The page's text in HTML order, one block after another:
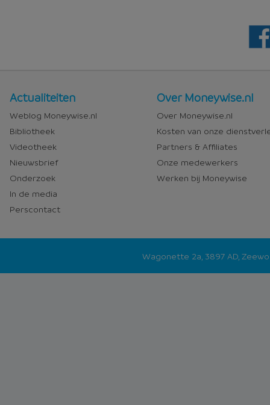
Nieuws
en
media
Actualiteiten
Weblog Moneywise.nl
Bibliotheek
Videotheek
Nieuwsbrief
Onderzoek
In de media
Perscontact
Over
Moneywise
Over Moneywise.nl
Over Moneywise.nl
Kosten van onze
Partners & Affiliates
Onze medewerkers
Werken bij Moneywise
Wagonette 2a, 3897 AD,